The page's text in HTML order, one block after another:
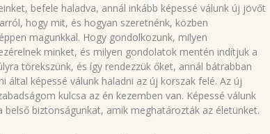
befele haladva, annál inkább képessé válunk új jövőt
hogy mit, és hogyan szeretnénk, közben
magunkkal. Hogy gondolkozunk, milyen
minket, és milyen gondolatok mentén indítjuk a
törekszünk, és így rendezzük őket, annál bátrabban
által képessé válunk haladni az új korszak felé. Az új
kulcsa az én kezemben van. Képessé válunk
biztonságunkat, amik meghatározták az életünket.